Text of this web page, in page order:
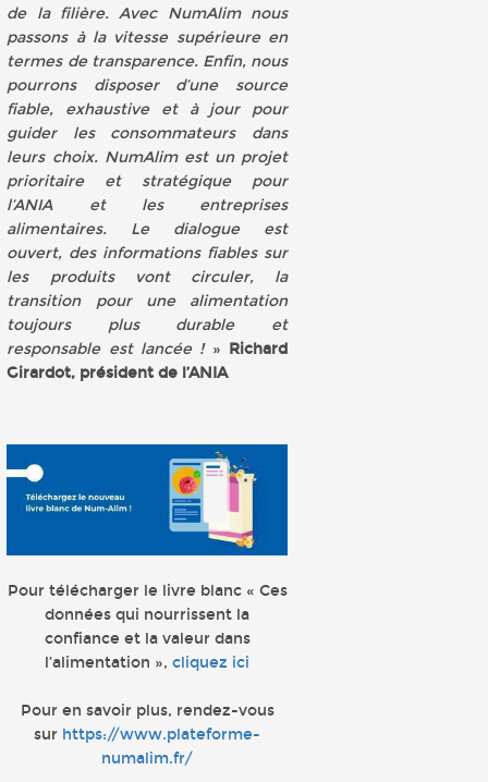
de la filière. Avec NumAlim nous
passons à la vitesse supérieure en
termes de transparence. Enfin, nous
pourrons disposer d’une source
fiable, exhaustive et à jour pour
guider les consommateurs dans
leurs choix. NumAlim est un projet
prioritaire et stratégique pour
l’ANIA et les entreprises
alimentaires. Le dialogue est
ouvert, des informations fiables sur
les produits vont circuler, la
transition pour une alimentation
toujours plus durable et
responsable est lancée !» Richard
Girardot, président de l’ANIA
Pour télécharger le livre blanc « Ces
données qui nourrissent la
confiance et la valeur dans
l’alimentation »,cliquez ici
Pour en savoir plus, rendez-vous
sur https://www.plateforme-
numalim.fr/